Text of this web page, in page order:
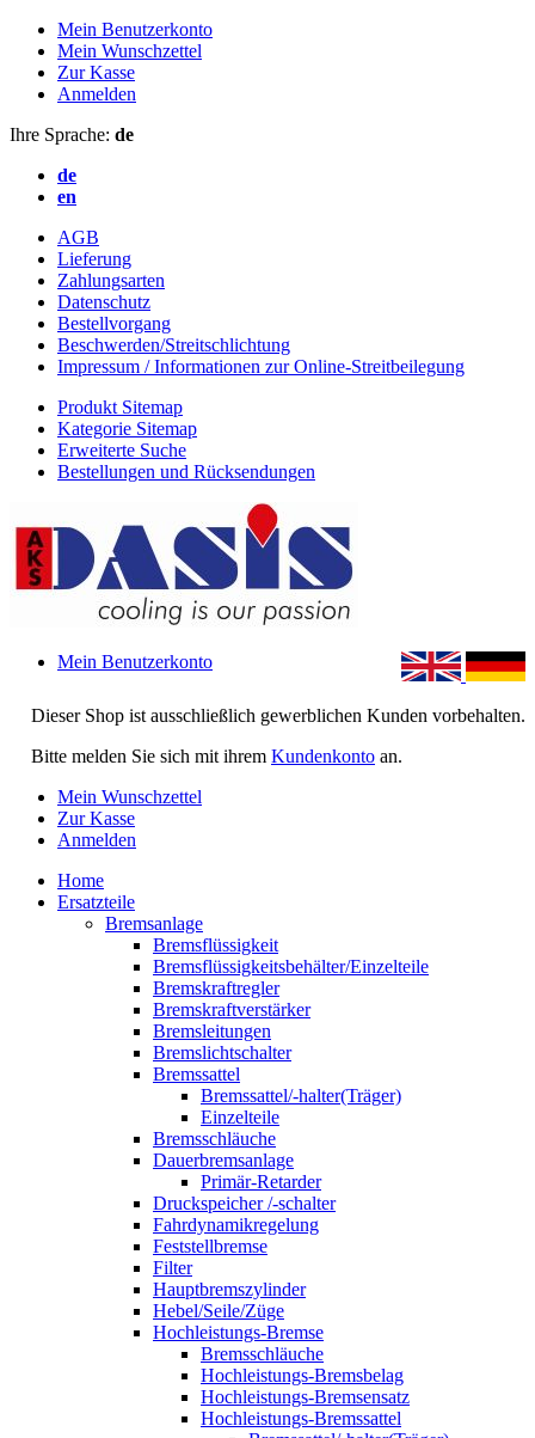
Mein Benutzerkonto
Mein Wunschzettel
Zur Kasse
Anmelden
Ihre Sprache: de
de
en
AGB
Lieferung
Zahlungsarten
Datenschutz
Bestellvorgang
Beschwerden/Streitschlichtung
Impressum / Informationen zur Online-Streitbeilegung
Produkt Sitemap
Kategorie Sitemap
Erweiterte Suche
Bestellungen und Rücksendungen
Dieser Shop ist ausschließlich gewerblichen Kunden vorbehalten.
Bitte melden Sie sich mit ihrem Kundenkonto an.
Mein Benutzerkonto
Mein Wunschzettel
Zur Kasse
Anmelden
Home
Ersatzteile
Bremsanlage
Bremsflüssigkeit
Bremsflüssigkeitsbehälter/Einzelteile
Bremskraftregler
Bremskraftverstärker
Bremsleitungen
Bremslichtschalter
Bremssattel
Bremssattel/-halter(Träger)
Einzelteile
Bremsschläuche
Dauerbremsanlage
Primär-Retarder
Druckspeicher /-schalter
Fahrdynamikregelung
Feststellbremse
Filter
Hauptbremszylinder
Hebel/Seile/Züge
Hochleistungs-Bremse
Bremsschläuche
Hochleistungs-Bremsbelag
Hochleistungs-Bremsensatz
Hochleistungs-Bremssattel